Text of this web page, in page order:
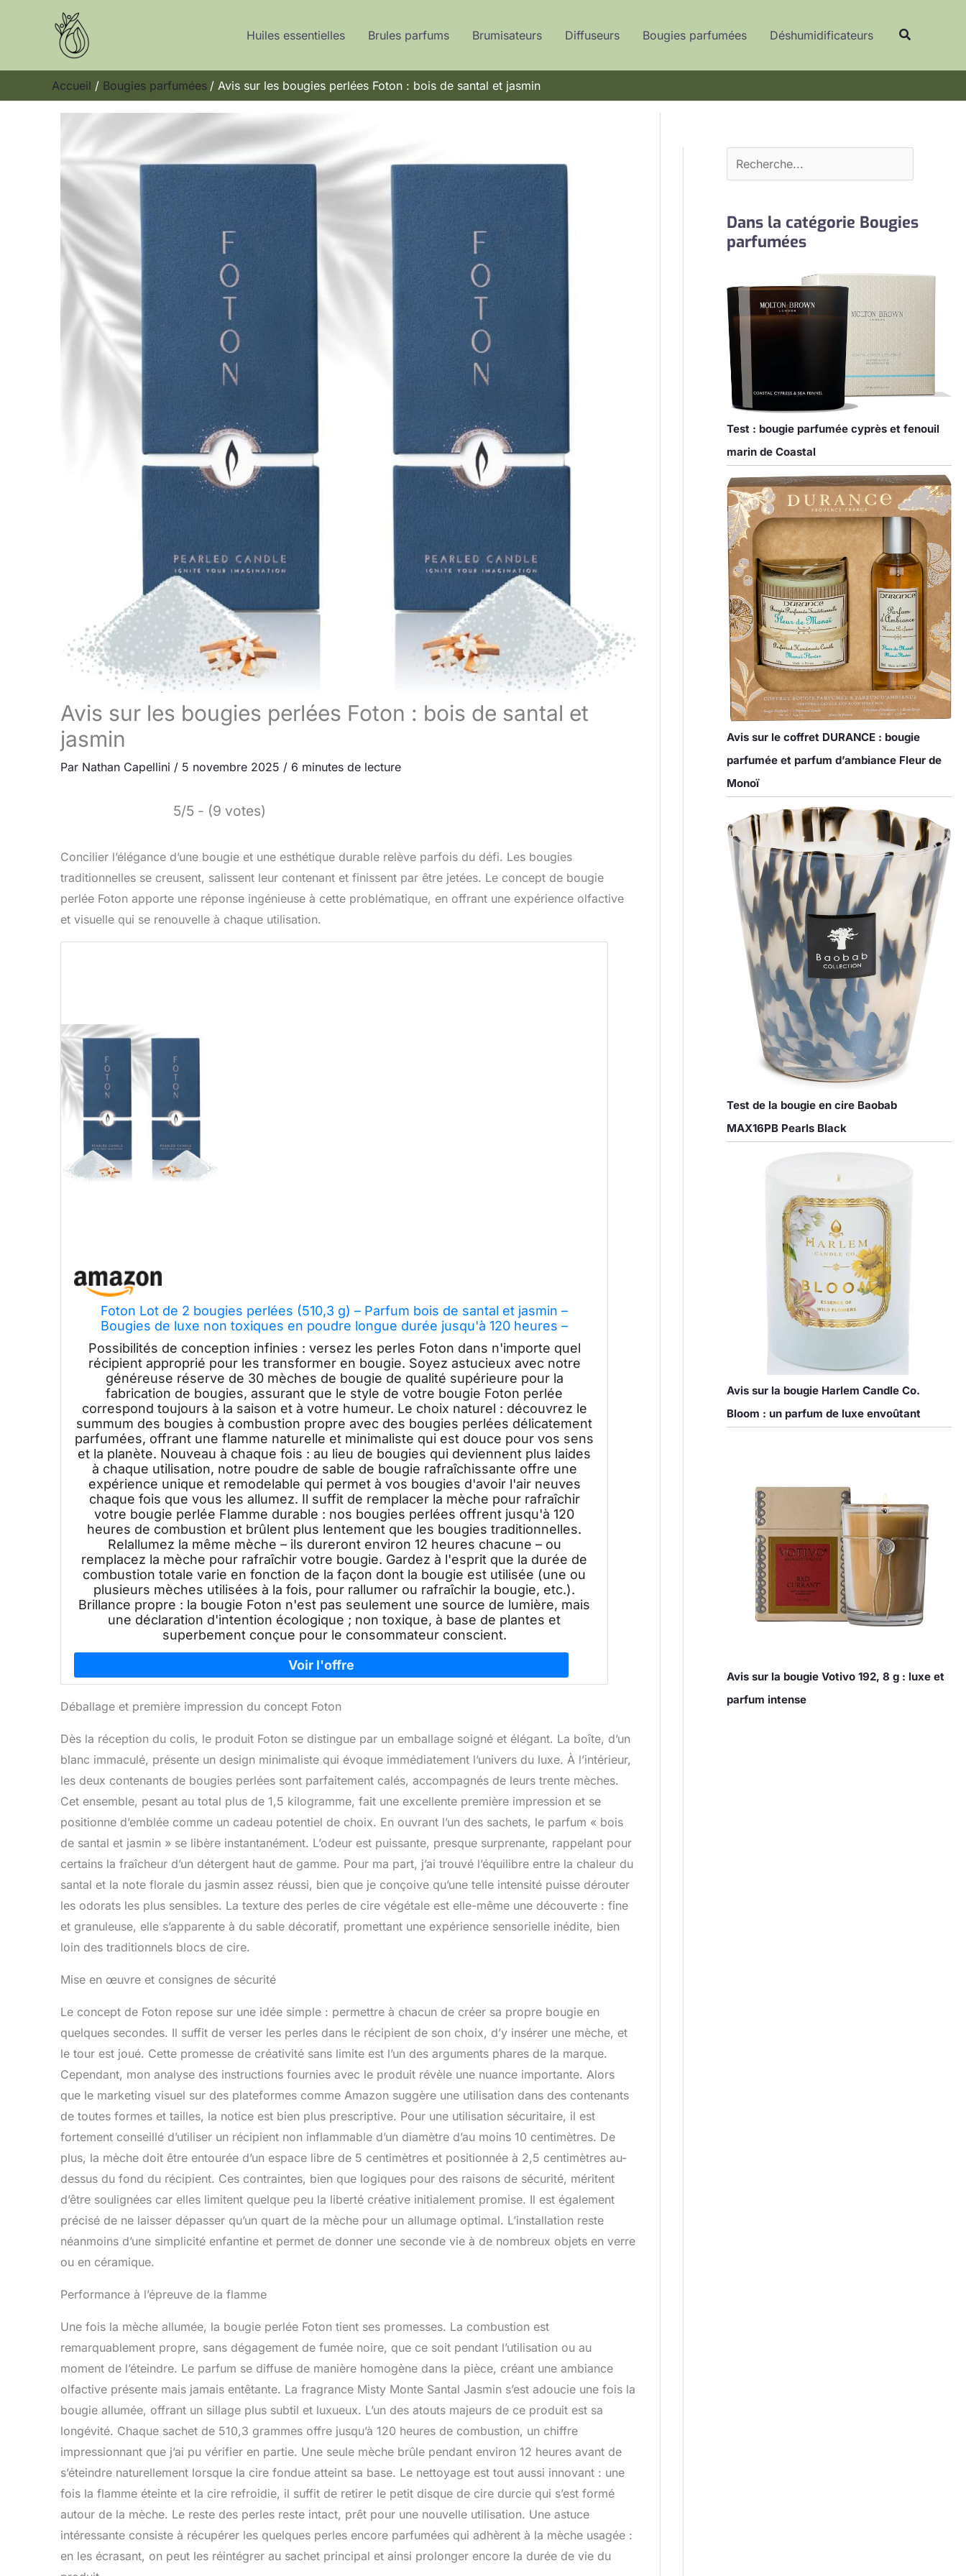
Huiles essentielles Brules parfums Brumisateurs Diffuseurs Bougies parfumées Déshumidificateurs
Accueil Bougies parfumées Avis sur les bougies perlées Foton : bois de santal et jasmin
Avis sur les bougies perlées Foton : bois de santal et
jasmin
Par Nathan Capellini / 5 novembre 2025 / 6 minutes de lecture
5/5 - (9 votes)
Concilier l’élégance d’une bougie et une esthétique durable relève parfois du défi. Les bougies
traditionnelles se creusent, salissent leur contenant et finissent par être jetées. Le concept de bougie
perlée Foton apporte une réponse ingénieuse à cette problématique, en offrant une expérience olfactive
et visuelle qui se renouvelle à chaque utilisation.
Foton Lot de 2 bougies perlées (510,3 g) – Parfum bois de santal et jasmin –
Bougies de luxe non toxiques en poudre longue durée jusqu'à 120 heures –
Rechargeable avec 30 mèches pour la fabrication de
Possibilités de conception infinies : versez les perles Foton dans n'importe quel
récipient approprié pour les transformer en bougie. Soyez astucieux avec notre
généreuse réserve de 30 mèches de bougie de qualité supérieure pour la
fabrication de bougies, assurant que le style de votre bougie Foton perlée
correspond toujours à la saison et à votre humeur. Le choix naturel : découvrez le
summum des bougies à combustion propre avec des bougies perlées délicatement
parfumées, offrant une flamme naturelle et minimaliste qui est douce pour vos sens
et la planète. Nouveau à chaque fois : au lieu de bougies qui deviennent plus laides
à chaque utilisation, notre poudre de sable de bougie rafraîchissante offre une
expérience unique et remodelable qui permet à vos bougies d'avoir l'air neuves
chaque fois que vous les allumez. Il suffit de remplacer la mèche pour rafraîchir
votre bougie perlée Flamme durable : nos bougies perlées offrent jusqu'à 120
heures de combustion et brûlent plus lentement que les bougies traditionnelles.
Relallumez la même mèche – ils dureront environ 12 heures chacune – ou
remplacez la mèche pour rafraîchir votre bougie. Gardez à l'esprit que la durée de
combustion totale varie en fonction de la façon dont la bougie est utilisée (une ou
plusieurs mèches utilisées à la fois, pour rallumer ou rafraîchir la bougie, etc.).
Brillance propre : la bougie Foton n'est pas seulement une source de lumière, mais
une déclaration d'intention écologique ; non toxique, à base de plantes et
superbement conçue pour le consommateur conscient.
Déballage et première impression du concept Foton
Dès la réception du colis, le produit Foton se distingue par un emballage soigné et élégant. La boîte, d’un
blanc immaculé, présente un design minimaliste qui évoque immédiatement l’univers du luxe. À l’intérieur,
les deux contenants de bougies perlées sont parfaitement calés, accompagnés de leurs trente mèches.
Cet ensemble, pesant au total plus de 1,5 kilogramme, fait une excellente première impression et se
positionne d’emblée comme un cadeau potentiel de choix. En ouvrant l’un des sachets, le parfum « bois
de santal et jasmin » se libère instantanément. L’odeur est puissante, presque surprenante, rappelant pour
certains la fraîcheur d’un détergent haut de gamme. Pour ma part, j’ai trouvé l’équilibre entre la chaleur du
santal et la note florale du jasmin assez réussi, bien que je conçoive qu’une telle intensité puisse dérouter
les odorats les plus sensibles. La texture des perles de cire végétale est elle-même une découverte : fine
et granuleuse, elle s’apparente à du sable décoratif, promettant une expérience sensorielle inédite, bien
loin des traditionnels blocs de cire.
Mise en œuvre et consignes de sécurité
Le concept de Foton repose sur une idée simple : permettre à chacun de créer sa propre bougie en
quelques secondes. Il suffit de verser les perles dans le récipient de son choix, d’y insérer une mèche, et
le tour est joué. Cette promesse de créativité sans limite est l’un des arguments phares de la marque.
Cependant, mon analyse des instructions fournies avec le produit révèle une nuance importante. Alors
que le marketing visuel sur des plateformes comme Amazon suggère une utilisation dans des contenants
de toutes formes et tailles, la notice est bien plus prescriptive. Pour une utilisation sécuritaire, il est
fortement conseillé d’utiliser un récipient non inflammable d’un diamètre d’au moins 10 centimètres. De
plus, la mèche doit être entourée d’un espace libre de 5 centimètres et positionnée à 2,5 centimètres au-
dessus du fond du récipient. Ces contraintes, bien que logiques pour des raisons de sécurité, méritent
d’être soulignées car elles limitent quelque peu la liberté créative initialement promise. Il est également
précisé de ne laisser dépasser qu’un quart de la mèche pour un allumage optimal. L’installation reste
néanmoins d’une simplicité enfantine et permet de donner une seconde vie à de nombreux objets en verre
ou en céramique.
Performance à l’épreuve de la flamme
Une fois la mèche allumée, la bougie perlée Foton tient ses promesses. La combustion est
remarquablement propre, sans dégagement de fumée noire, que ce soit pendant l’utilisation ou au
moment de l’éteindre. Le parfum se diffuse de manière homogène dans la pièce, créant une ambiance
olfactive présente mais jamais entêtante. La fragrance Misty Monte Santal Jasmin s’est adoucie une fois la
bougie allumée, offrant un sillage plus subtil et luxueux. L’un des atouts majeurs de ce produit est sa
longévité. Chaque sachet de 510,3 grammes offre jusqu’à 120 heures de combustion, un chiffre
impressionnant que j’ai pu vérifier en partie. Une seule mèche brûle pendant environ 12 heures avant de
s’éteindre naturellement lorsque la cire fondue atteint sa base. Le nettoyage est tout aussi innovant : une
fois la flamme éteinte et la cire refroidie, il suffit de retirer le petit disque de cire durcie qui s’est formé
autour de la mèche. Le reste des perles reste intact, prêt pour une nouvelle utilisation. Une astuce
intéressante consiste à récupérer les quelques perles encore parfumées qui adhèrent à la mèche usagée :
en les écrasant, on peut les réintégrer au sachet principal et ainsi prolonger encore la durée de vie du
e
e
c
r
Dans la catégorie Bougies
parfumées
Test : bougie parfumée cyprès et fenouil
marin de Coastal
Avis sur le coffret DURANCE : bougie
parfumée et parfum d’ambiance Fleur de
Monoï
Test de la bougie en cire Baobab
MAX16PB Pearls Black
Avis sur la bougie Harlem Candle Co.
Bloom : un parfum de luxe envoûtant
Avis sur la bougie Votivo 192, 8 g : luxe et
parfum intense